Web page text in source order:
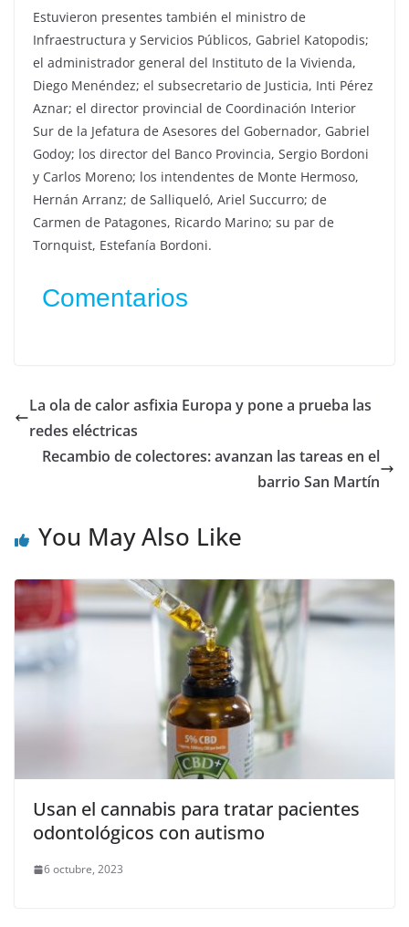
Estuvieron presentes también el ministro de
Infraestructura y Servicios Públicos, Gabriel Katopodis;
el administrador general del Instituto de la Vivienda,
Diego Menéndez; el subsecretario de Justicia, Inti Pérez
Aznar; el director provincial de Coordinación Interior
Sur de la Jefatura de Asesores del Gobernador, Gabriel
Godoy; los director del Banco Provincia, Sergio Bordoni
y Carlos Moreno; los intendentes de Monte Hermoso,
Hernán Arranz; de Salliqueló, Ariel Succurro; de
Carmen de Patagones, Ricardo Marino; su par de
Tornquist, Estefanía Bordoni.
Comentarios
La ola de calor asfixia Europa y pone a prueba las
redes eléctricas
Recambio de colectores: avanzan las tareas en el
barrio San Martín
You May Also Like
Usan el cannabis para tratar pacientes
odontológicos con autismo
6 octubre, 2023